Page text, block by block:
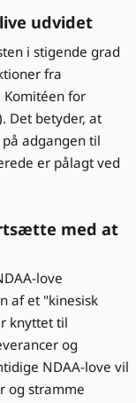
udvidet
i stigende grad
fra
for
Det betyder, at
adgangen til
er pålagt ved
med at
love
af et "kinesisk
knyttet til
og
NDAA-love vil
og stramme